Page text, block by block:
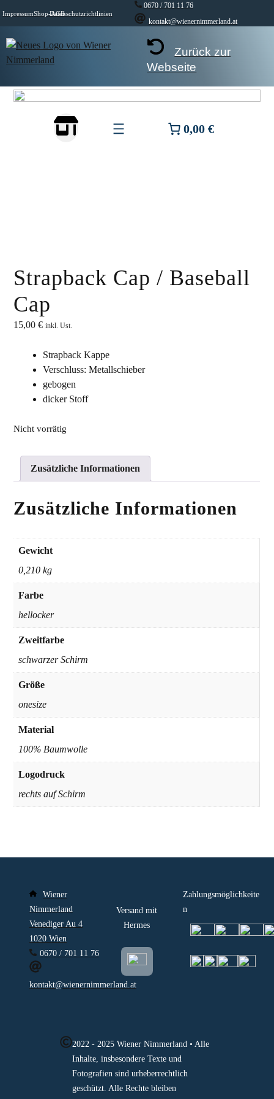
springen
ImpressumShop-AGBDatenschutzrichtlinien
0670 / 701 11 76
kontakt@wienernimmerland.at
Zurück zur
Webseite
0,00 €
Strapback Cap / Baseball
Cap
15,00€ inkl. Ust.
Strapback Kappe
Verschluss: Metallschieber
gebogen
dicker Stoff
Nicht vorrätig
Zusätzliche Informationen
Zusätzliche Informationen
Gewicht
0,210 kg
Farbe
hellocker
Zweitfarbe
schwarzer Schirm
Größe
onesize
Material
100% Baumwolle
Logodruck
rechts auf Schirm
Wiener
Nimmerland
Venediger Au 4
1020 Wien
0670 / 701 11 76
kontakt@wienernimmerland.at
Versand mit
Hermes
Zahlungsmöglichkeite
n
2022 - 2025 Wiener Nimmerland • Alle
Inhalte, insbesondere Texte und
Fotografien sind urheberrechtlich
geschützt. Alle Rechte bleiben